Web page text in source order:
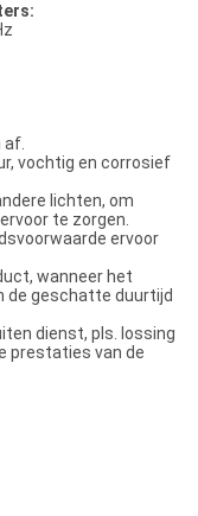
af.
vochtig en corrosief
lichten, om
te zorgen.
ervoor
wanneer het
de geschatte duurtijd
dienst, pls. lossing
prestaties van de